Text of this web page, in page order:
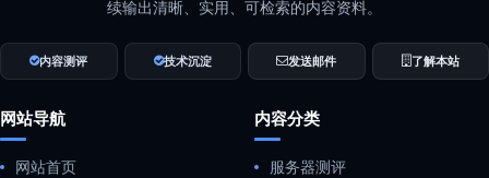
续输出清晰、实用、可检索的内容资料。
内容测评 技术沉淀 发送邮件 了解本站
网站导航
网站首页
内容分类
服务器测评